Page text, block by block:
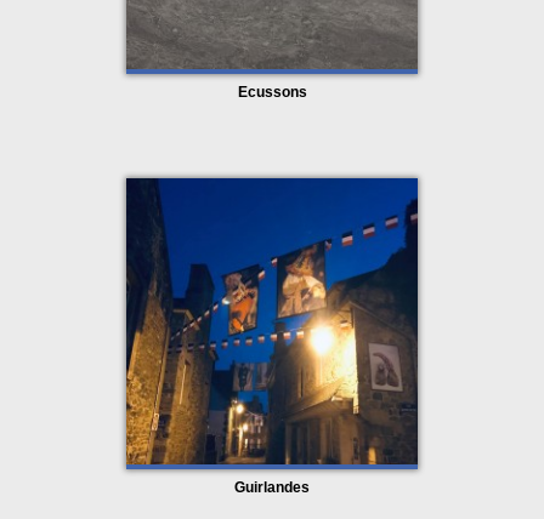
maire Eurodrapeau ?
En choisissant une écharpe de maire Eurodrapeau
les collectivités s’assurent d’un produit fiable, conforme
Ecussons
Guirlandes